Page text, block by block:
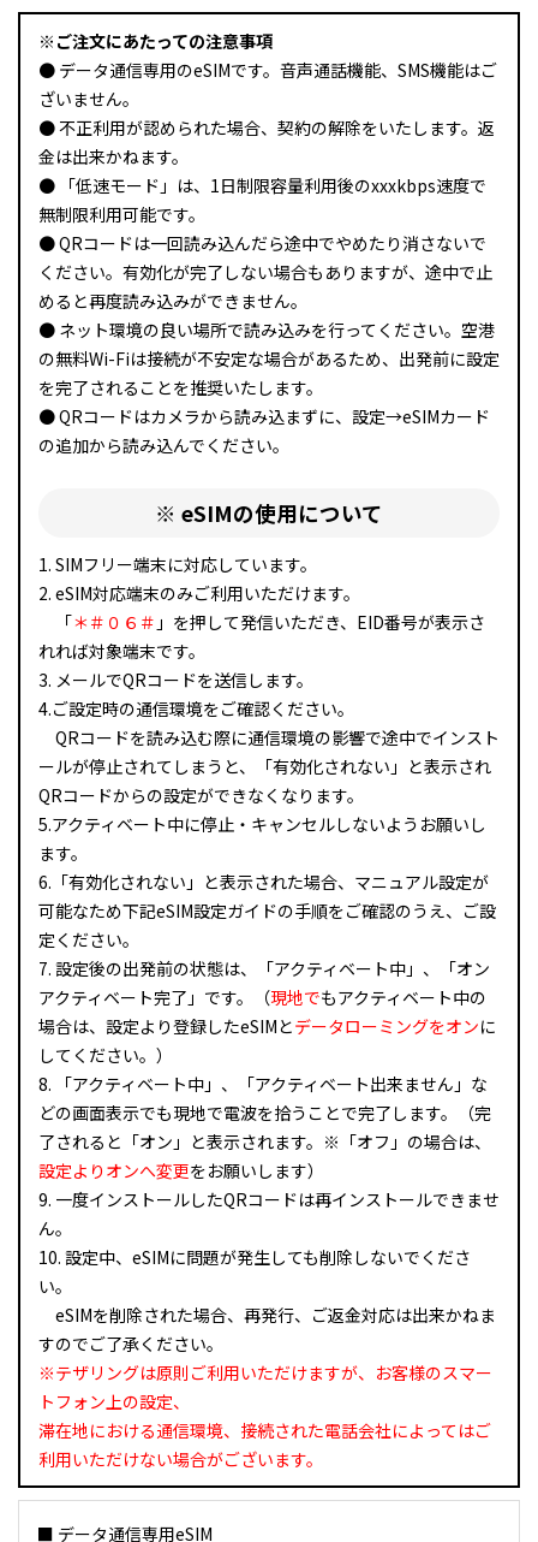
※ご注文にあたっての注意事項
● データ通信専用のeSIMです。音声通話機能、SMS機能はご
ざいません。
● 不正利用が認められた場合、契約の解除をいたします。返
金は出来かねます。
● 「低速モード」は、1日制限容量利用後のxxxkbps速度で
無制限利用可能です。
● QRコードは一回読み込んだら途中でやめたり消さないで
ください。有効化が完了しない場合もありますが、途中で止
めると再度読み込みができません。
● ネット環境の良い場所で読み込みを行ってください。空港
の無料Wi-Fiは接続が不安定な場合があるため、出発前に設定
を完了されることを推奨いたします。
● QRコードはカメラから読み込まずに、設定→eSIMカード
の追加から読み込んでください。
※ eSIMの使用について
1. SIMフリー端末に対応しています。
2. eSIM対応端末のみご利用いただけます。
「＊＃０６＃ 」を押して発信いただき、EID番号が表示さ
れれば対象端末です。
3. メールでQRコードを送信します。
4.ご設定時の通信環境をご確認ください。
QRコードを読み込む際に通信環境の影響で途中でインスト
ールが停止されてしまうと、「有効化されない」と表示され
QRコードからの設定ができなくなります。
5.アクティベート中に停止・キャンセルしないようお願いし
ます。
6.「有効化されない」と表示された場合、マニュアル設定が
可能なため下記eSIM設定ガイドの手順をご確認のうえ、ご設
定ください。
7. 設定後の出発前の状態は、「アクティベート中」、「オン
アクティベート完了」です。（現地でもアクティベート中の
場合は、設定より登録したeSIMとデータローミングをオンに
してください。）
8. 「アクティベート中」、「アクティベート出来ません」な
どの画面表示でも現地で電波を拾うことで完了します。（完
了されると「オン」と表示されます。※「オフ」の場合は、
設定よりオンへ変更をお願いします）
9. 一度インストールしたQRコードは再インストールできませ
ん。
10. 設定中、eSIMに問題が発生しても削除しないでくださ
い。
eSIMを削除された場合、再発行、ご返金対応は出来かねま
すのでご了承ください。
※テザリングは原則ご利用いただけますが、お客様のスマー
トフォン上の設定、
滞在地における通信環境、接続された電話会社によってはご
利用いただけない場合がございます。
■ データ通信専用eSIM